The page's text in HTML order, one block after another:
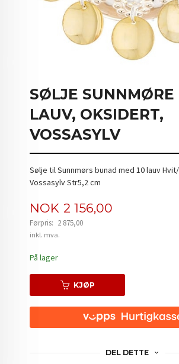
SØLJE SUNNMØRE
LAUV, OKSIDERT,
VOSSASYLV
Sølje til Sunnmørs bunad med 10 lauv
Vossasylv Str5,2 cm
Tilbud
NOK 2 156,00
Førpris: 2 875,00
Rabatt
inkl. mva.
På lager
KJØP
DEL DETTE